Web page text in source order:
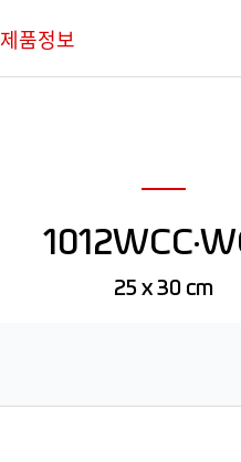
제품정보
산업용
25 x 30 cm